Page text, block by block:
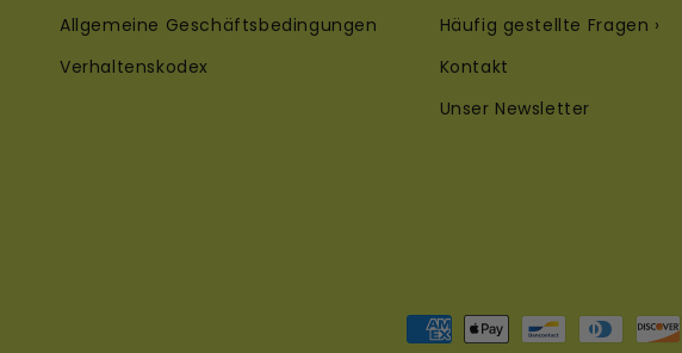
Allgemeine Geschäftsbedingungen
Verhaltenskodex
Häufig gestellte Fragen ›
Kontakt
Unser Newsletter
Zahlungsmethoden